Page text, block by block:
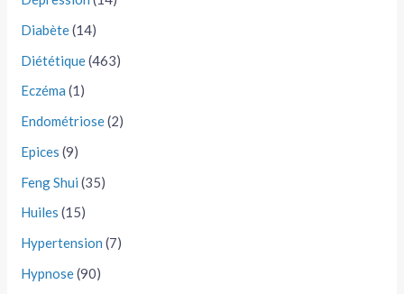
Diabète(14)
Diététique(463)
Eczéma (1)
Endométriose(2)
Epices (9)
Feng Shui (35)
Huiles (15)
Hypertension (7)
Hypnose(90)